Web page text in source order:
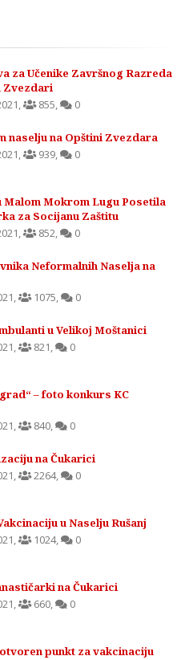
za Učenike Završnog Razreda
Zvezdari
, 855, 0
naselju na Opštini Zvezdara
, 939, 0
Malom Mokrom Lugu Posetila
za Socijanu Zaštitu
, 852, 0
Neformalnih Naselja na
, 1075, 0
u Velikoj Moštanici
, 821, 0
– foto konkurs KC
, 840, 0
na Čukarici
, 2264, 0
u Naselju Rušanj
, 1024, 0
na Čukarici
, 660, 0
punkt za vakcinaciju